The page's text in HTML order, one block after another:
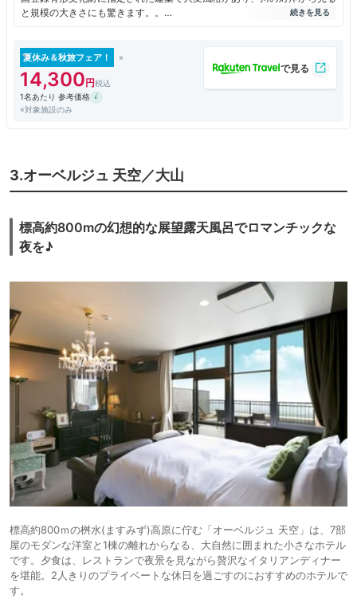
と規模の大きさにも驚きます。。
カニシーズンに行ったので、美味しいカニを使った素晴らしいお料理をい
川沿いの露天風呂で、景色を眺めながらの入浴は心身ともに癒されまし
た。
夏休み＆秋旅フェア！
14,300
1名あたり 参考価格
※対象施設のみ
3.オーベルジュ 天空／大山
標高約800mの幻想的な展望露天風呂でロマンチックな
夜を♪
標高約800ｍの桝水(ますみず)高原に佇む「オーベルジュ 天空」は、7部
屋のモダンな洋室と1棟の離れからなる、大自然に囲まれた小さなホテル
です。夕食は、レストランで夜景を見ながら贅沢なイタリアンディナー
を堪能。2人きりのプライベートな休日を過ごすのにおすすめのホテルで
す。